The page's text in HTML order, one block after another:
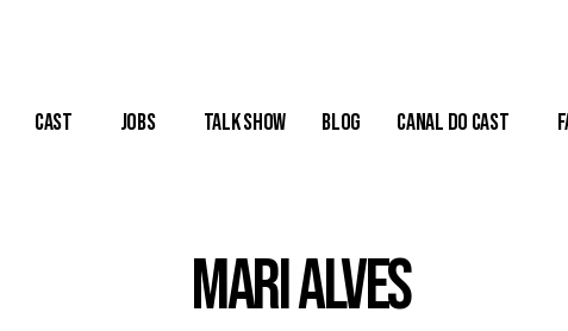
Cast Jobs Talk Show Blog Canal do Cast
Mari Alves